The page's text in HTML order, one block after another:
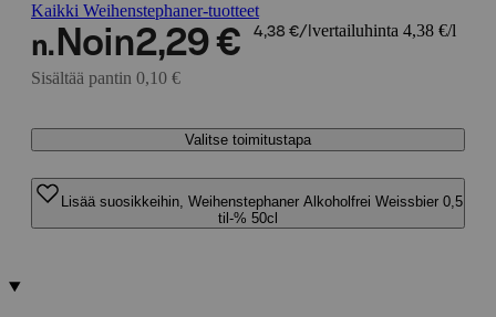
Kaikki Weihenstephaner-tuotteet
n. Noin2,29 € 4,38 €/l vertailuhinta 4,38 €/l
Sisältää pantin 0,10 €
Valitse toimitustapa
Lisää suosikkeihin, Weihenstephaner Alkoholfrei Weissbier 0,5
til-% 50cl